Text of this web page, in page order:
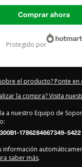
Comprar ahora
protegido por
el producto? Ponte en
la compra? Visita
a nuestro Equipo de
1786284667349-5422
información
saber más.